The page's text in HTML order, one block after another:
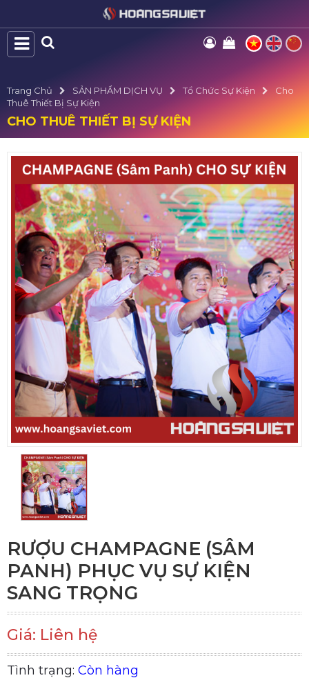
Trang Chủ SẢN PHẨM DỊCH VỤ Tổ Chức Sự Kiện
Cho
Thuê Thiết Bị Sự Kiện
CHO THUÊ THIẾT BỊ SỰ KIỆN
RƯỢU CHAMPAGNE (SÂM
PANH) PHỤC VỤ SỰ KIỆN
SANG TRỌNG
Giá: Liên hệ
Tình trạng: Còn hàng